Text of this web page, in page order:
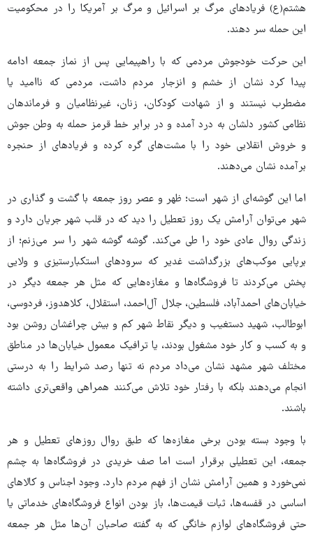
هشتم(ع) فریادهای مرگ بر اسرائیل و مرگ بر آمریکا را در محکومیت
این حمله سر دهند.
این حرکت خودجوش مردمی که با راهپیمایی پس از نماز جمعه ادامه
پیدا کرد نشان از خشم و انزجار مردم داشت، مردمی که ناامید یا
مضطرب نیستند و از شهادت کودکان، زنان، غیرنظامیان و فرماندهان
نظامی کشور دلشان به درد آمده و در برابر خط قرمز حمله به وطن جوش
و خروش انقلابی خود را با مشت‌های گره کرده و فریادهای از حنجره
برآمده نشان می‌دهند.
اما این گوشه‌ای از شهر است؛ ظهر و عصر روز جمعه با گشت و گذاری در
شهر می‌توان آرامش یک روز تعطیل را دید که در قلب شهر جریان دارد و
زندگی روال عادی خود را طی می‌کند. گوشه گوشه شهر را سر می‌زنم؛ از
برپایی موکب‌های بزرگداشت غدیر که سرودهای استکبارستیزی و ولایی
پخش می‌کردند تا فروشگاه‌ها و مغازه‌هایی که مثل هر جمعه دیگر در
خیابان‌های احمدآباد، فلسطین، جلال آل‌احمد، استقلال، کلاهدوز، فردوسی،
ابوطالب، شهید دستغیب و دیگر نقاط شهر کم و بیش چراغشان روشن بود
و به کسب و کار خود مشغول بودند، یا ترافیک معمول خیابان‌ها در مناطق
مختلف شهر مشهد نشان می‌داد مردم نه تنها رصد شرایط را به درستی
انجام می‌دهند بلکه با رفتار خود تلاش می‌کنند همراهی واقعی‌تری داشته
باشند.
با وجود بسته بودن برخی مغازه‌ها که طبق روال روزهای تعطیل و هر
جمعه، این تعطیلی برقرار است اما صف خریدی در فروشگاه‌ها به چشم
نمی‌خورد و همین آرامش نشان از فهم مردم دارد. وجود اجناس و کالاهای
اساسی در قفسه‌ها، ثبات قیمت‌ها، باز بودن انواع فروشگاه‌های خدماتی یا
حتی فروشگاه‌های لوازم خانگی که به گفته صاحبان آن‌ها مثل هر جمعه